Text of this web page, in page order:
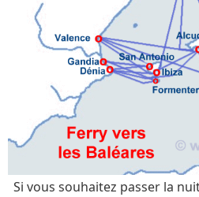
Si vous souhaitez passer la